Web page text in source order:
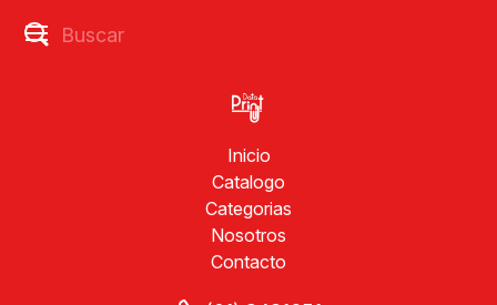
Inicio
Catalogo
Categorias
Nosotros
Contacto